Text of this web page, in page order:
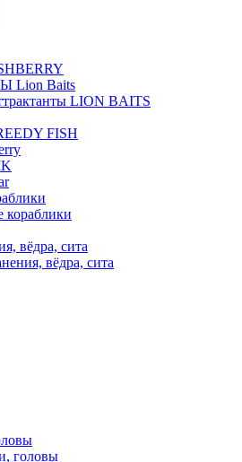
Lion Baits
LION BAITS
FISH
вёдра, сита
вёдра, сита
головы